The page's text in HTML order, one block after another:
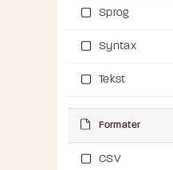
Sprog
Syntax
Tekst
Formater
CSV